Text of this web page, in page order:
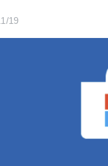
19